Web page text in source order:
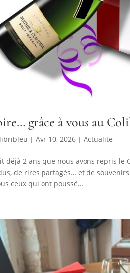
grâce à vous au
|Avr 10, 2026 |Actualité
déjà 2 ans que nous avons repris
de rires partagés… et de
ceux qui ont poussé...